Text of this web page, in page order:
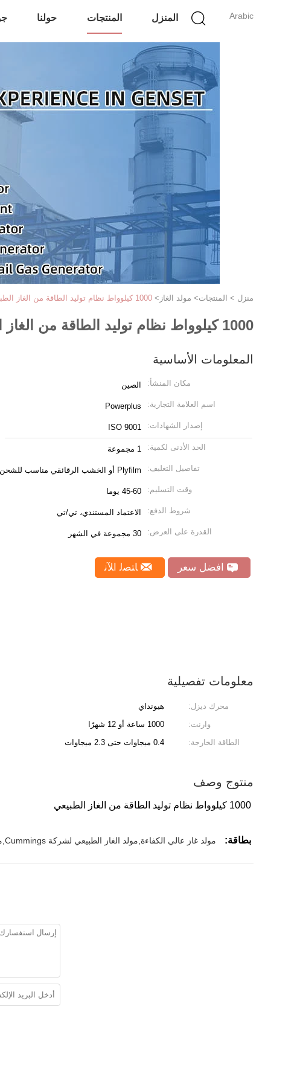
Arabic المنزل المنتجات حولنا
منزل > المنتجات> مولد الغاز > 1000 كيلوواط نظام توليد الطاقة من الغاز الطبيعي
1000 كيلوواط نظام توليد الطاقة من الغاز الطبيعي
المعلومات الأساسية
مكان المنشأ: الصين
اسم العلامة التجارية: Powerplus
إصدار الشهادات: ISO 9001
الحد الأدنى لكمية: 1 مجموعة
تفاصيل التغليف: Plyfilm أو الخشب الرقائقي مناسب للشحن البحري
وقت التسليم: 45-60 يوما
شروط الدفع: الاعتماد المستندي، تي/تي
القدرة على العرض: 30 مجموعة في الشهر
افضل سعر ﺎﺘﺼﻟ ﺍﻶﻧ
معلومات تفصيلية
محرك ديزل: هيونداي
وارنت:
1000 ساعة أو 12 شهرًا
الطاقة الخارجة:
0.4 ميجاوات حتى 2.3 ميجاوات
منتوج وصف
1000 كيلوواط نظام توليد الطاقة من الغاز الطبيعي
بطاقة: مولد غاز عالي الكفاءة,مولد الغاز الطبيعي لشركة Cummings,مجموعة مولد الغاز